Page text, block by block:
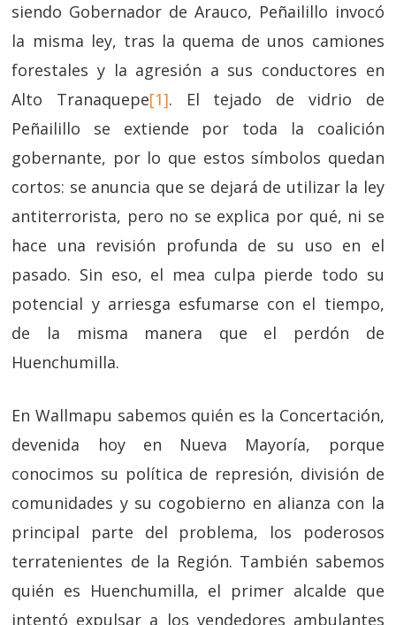
siendo Gobernador de Arauco, Peñailillo invocó
la misma ley, tras la quema de unos camiones
forestales y la agresión a sus conductores en
Alto Tranaquepe[1]. El tejado de vidrio de
Peñailillo se extiende por toda la coalición
gobernante, por lo que estos símbolos quedan
cortos: se anuncia que se dejará de utilizar la ley
antiterrorista, pero no se explica por qué, ni se
hace una revisión profunda de su uso en el
pasado. Sin eso, el mea culpa pierde todo su
potencial y arriesga esfumarse con el tiempo,
de la misma manera que el perdón de
Huenchumilla.
En Wallmapu sabemos quién es la Concertación,
devenida hoy en Nueva Mayoría, porque
conocimos su política de represión, división de
comunidades y su cogobierno en alianza con la
principal parte del problema, los poderosos
terratenientes de la Región. También sabemos
quién es Huenchumilla, el primer alcalde que
intentó expulsar a los vendedores ambulantes